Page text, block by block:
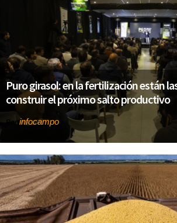
Puro girasol: en la fertilización están
construir el próximo salto productivo
Por infocampo